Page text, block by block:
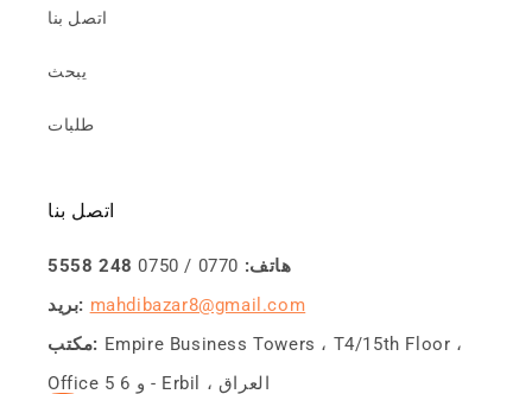
اتصل بنا
يبحث
طلبات
اتصل بنا
هاتف:
248 5558
بريد: mahdibazar8@gmail.com
مكتب: Empire Business Towers ، T4/15th Floor ،
Office 5 و 6 - Erbil ، العراق